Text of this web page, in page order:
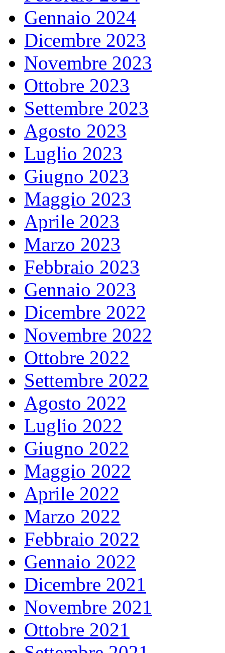
Gennaio 2024
Dicembre 2023
Novembre 2023
Ottobre 2023
Settembre 2023
Agosto 2023
Luglio 2023
Giugno 2023
Maggio 2023
Aprile 2023
Marzo 2023
Febbraio 2023
Gennaio 2023
Dicembre 2022
Novembre 2022
Ottobre 2022
Settembre 2022
Agosto 2022
Luglio 2022
Giugno 2022
Maggio 2022
Aprile 2022
Marzo 2022
Febbraio 2022
Gennaio 2022
Dicembre 2021
Novembre 2021
Ottobre 2021